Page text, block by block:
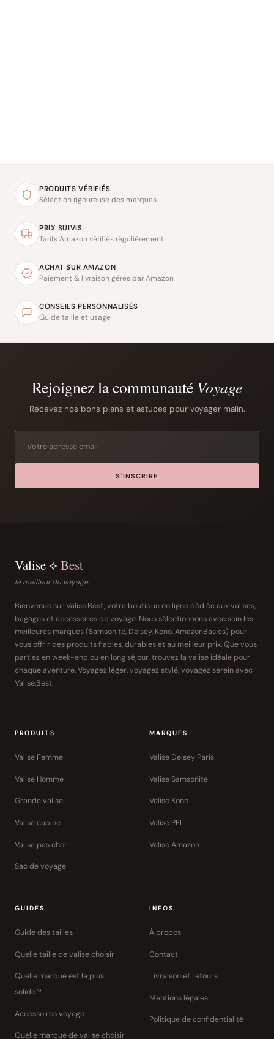
PRODUITS VÉRIFIÉS
Sélection rigoureuse des marques
PRIX SUIVIS
Tarifs Amazon vérifiés régulièrement
ACHAT SUR AMAZON
Paiement & livraison gérés par Amazon
CONSEILS PERSONNALISÉS
Guide taille et usage
Rejoignez la communauté Voyage
Recevez nos bons plans et astuces pour voyager malin.
S'INSCRIRE
Valise ⟡ Best
le meilleur du voyage
Bienvenue sur Valise.Best, votre boutique en ligne dédiée aux valises,
bagages et accessoires de voyage. Nous sélectionnons avec soin les
meilleures marques (Samsonite, Delsey, Kono, AmazonBasics) pour
vous offrir des produits fiables, durables et au meilleur prix. Que vous
partiez en week-end ou en long séjour, trouvez la valise idéale pour
chaque aventure. Voyagez léger, voyagez stylé, voyagez serein avec
Valise.Best.
PRODUITS
Valise Femme
Valise Homme
Grande valise
Valise cabine
Valise pas cher
Sac de voyage
MARQUES
Valise Delsey Paris
Valise Samsonite
Valise Kono
Valise PELI
Valise Amazon
GUIDES
Guide des tailles
Quelle taille de valise choisir
Quelle marque est la plus
solide ?
Accessoires voyage
Quelle marque de valise choisir
INFOS
À propos
Contact
Livraison et retours
Mentions légales
Politique de confidentialité